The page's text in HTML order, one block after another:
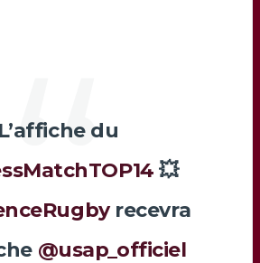
L’affiche du
💥
recevra
@usap_officiel